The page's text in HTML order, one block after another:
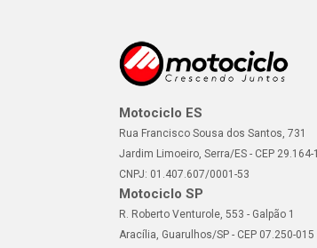
Motociclo ES
Rua Francisco Sousa dos Santos, 731
Jardim Limoeiro, Serra/ES - CEP 29.164-
CNPJ: 01.407.607/0001-53
Motociclo SP
R. Roberto Venturole, 553 - Galpão 1
Aracília, Guarulhos/SP - CEP 07.250-015